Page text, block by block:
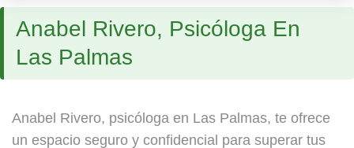
Anabel Rivero, Psicóloga En
Las Palmas
Anabel Rivero, psicóloga en Las Palmas, te ofrece
un espacio seguro y confidencial para superar tus